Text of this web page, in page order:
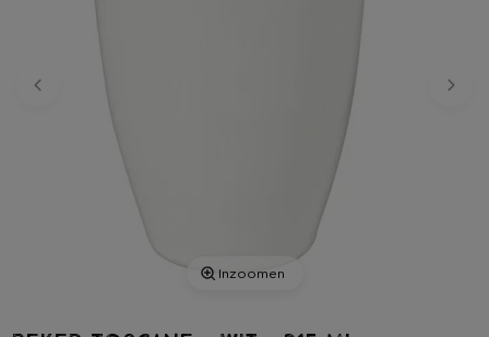
Inzoomen